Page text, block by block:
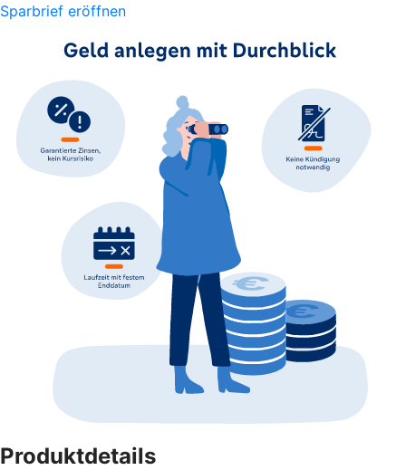
Sparbrief eröffnen
Produktdetails